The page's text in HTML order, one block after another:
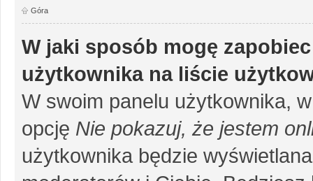
Góra
W jaki sposób mogę
użytkownika na liście
W swoim panelu użytkownika,
opcję Nie pokazuj, że jestem
użytkownika będzie